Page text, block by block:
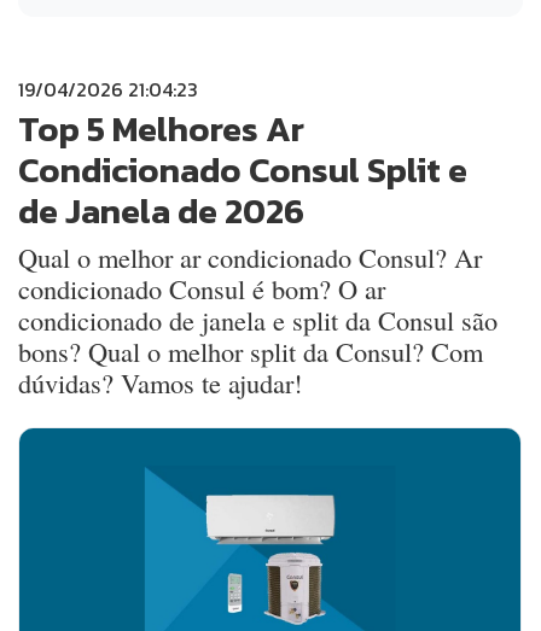
19/04/2026 21:04:23
Top 5 Melhores Ar
Condicionado Consul Split e
de Janela de 2026
Qual o melhor ar condicionado Consul? Ar
condicionado Consul é bom? O ar
condicionado de janela e split da Consul são
bons? Qual o melhor split da Consul? Com
dúvidas? Vamos te ajudar!